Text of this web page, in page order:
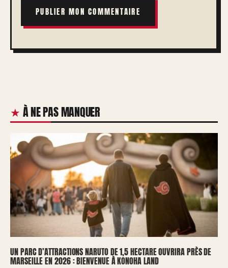
À NE PAS MANQUER
UN PARC D’ATTRACTIONS NARUTO DE 1,5 HECTARE OUVRIRA PRÈS DE
MARSEILLE EN 2026 : BIENVENUE À KONOHA LAND